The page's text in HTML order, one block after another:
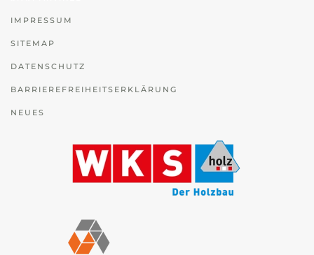
IMPRESSUM
SITEMAP
DATENSCHUTZ
BARRIEREFREIHEITSERKLÄRUNG
NEUES